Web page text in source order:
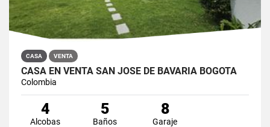
CASA VENTA
CASA EN VENTA SAN JOSÉ DE BAVARIA BOGOTÁ
Colombia
4
Alcobas
5
Baños
8
Garaje